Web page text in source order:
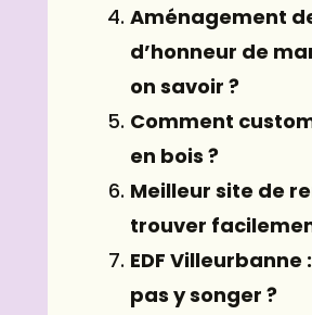
Aménagement
d’honneur de
on savoir ?
Comment
en bois ?
Meilleur site de
trouver
EDF
pas y songer ?